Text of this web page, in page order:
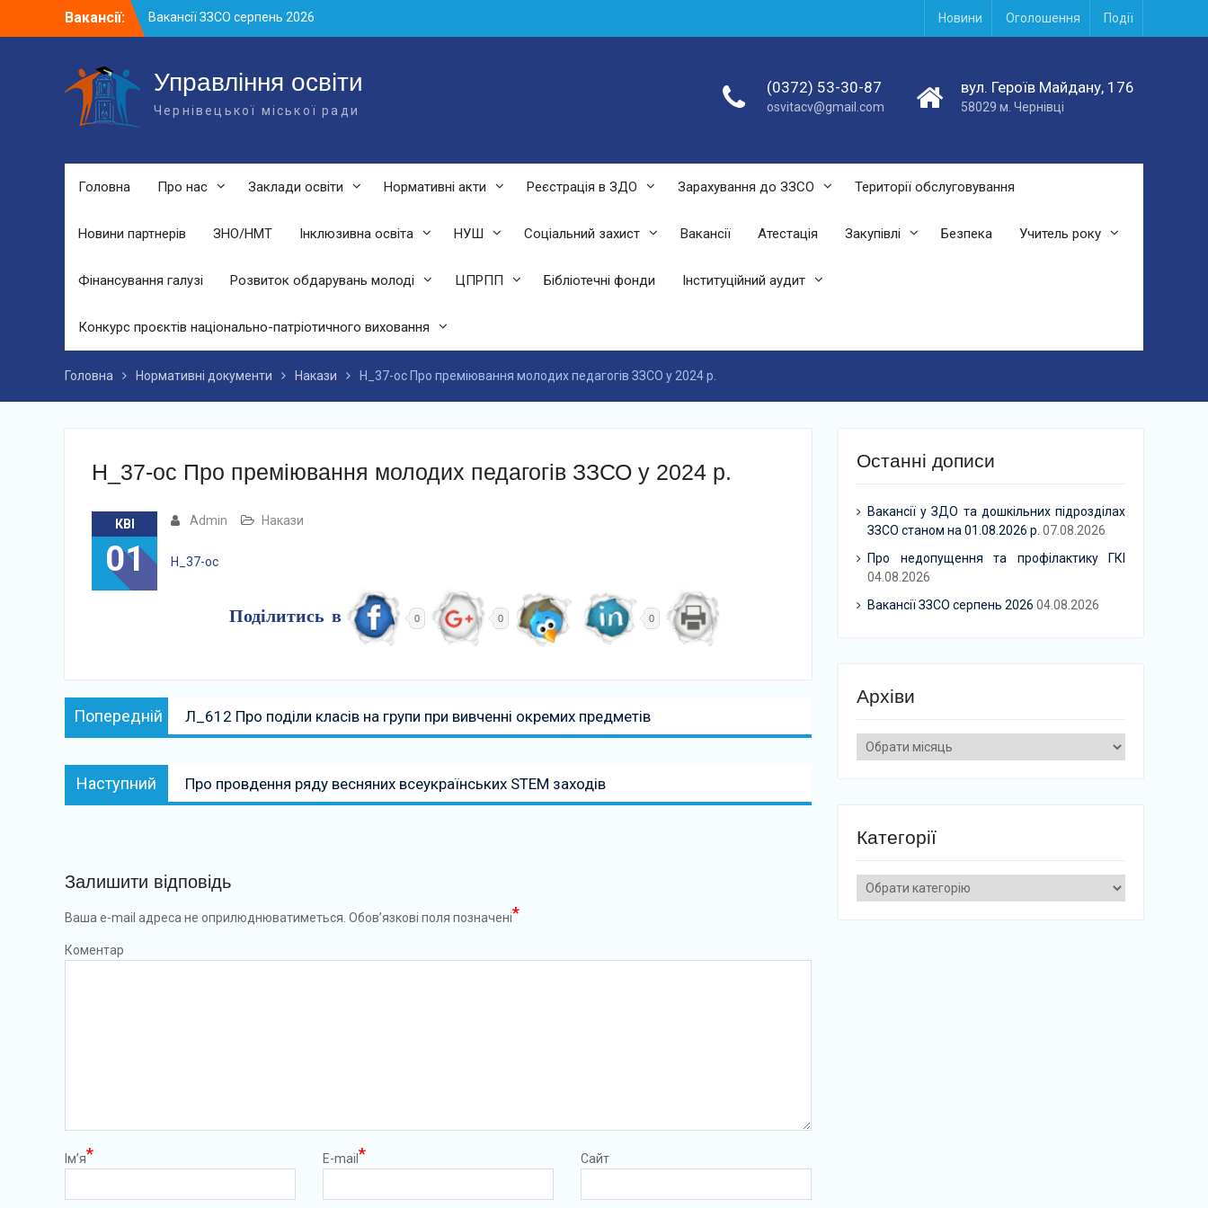
Вакансії:
Вакансії ЗЗСО серпень 2026
Вакансії ЗЗСО червень 2026
підрозділах ЗЗСО станом на 01.08.2026
р.
Новини Оголошення Події
Управління освіти
Чернівецької міської ради
(0372) 53-30-87
osvitacv@gmail.com
вул. Героїв Майдану, 176
58029 м. Чернівці
Головна Про нас Заклади освіти Нормативні акти Реєстрація в ЗДО Зарахування до ЗЗСО Території обслуговування
Новини партнерів ЗНО/НМТ Інклюзивна освіта НУШ Соціальний захист Вакансії Атестація Закупівлі Безпека Учитель року
Фінансування галузі Розвиток обдарувань молоді ЦПРПП Бібліотечні фонди Інституційний аудит
Конкурс проєктів національно-патріотичного виховання
Головна Нормативні документи Накази Н_37-ос Про преміювання молодих педагогів ЗЗСО у 2024 р.
Н_37-ос Про преміювання молодих педагогів ЗЗСО у 2024 р.
КВІ
01
Admin Накази
Н_37-ос
Поділитись в 0 0 0
Навігація
записів
Попередній Попередній:
Л_612 Про поділи класів на групи при вивченні окремих предметів
Наступний Наступний:
Про провдення ряду весняних всеукраїнських STEM заходів
Залишити відповідь
Ваша e-mail адреса не оприлюднюватиметься. Обов’язкові поля позначені*
Коментар
Ім’я* E-mail * Сайт
Останні дописи
Вакансії у ЗДО та дошкільних підрозділах
ЗЗСО станом на 01.08.2026 р. 07.08.2026
Про недопущення та профілактику ГКІ
04.08.2026
Вакансії ЗЗСО серпень 2026 04.08.2026
Архіви
Архіви
Категорії
Категорії